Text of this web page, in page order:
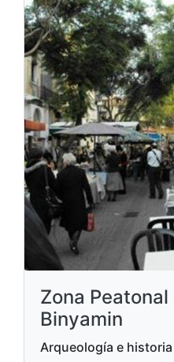
Zona
Binyamin
Arqueología e historia